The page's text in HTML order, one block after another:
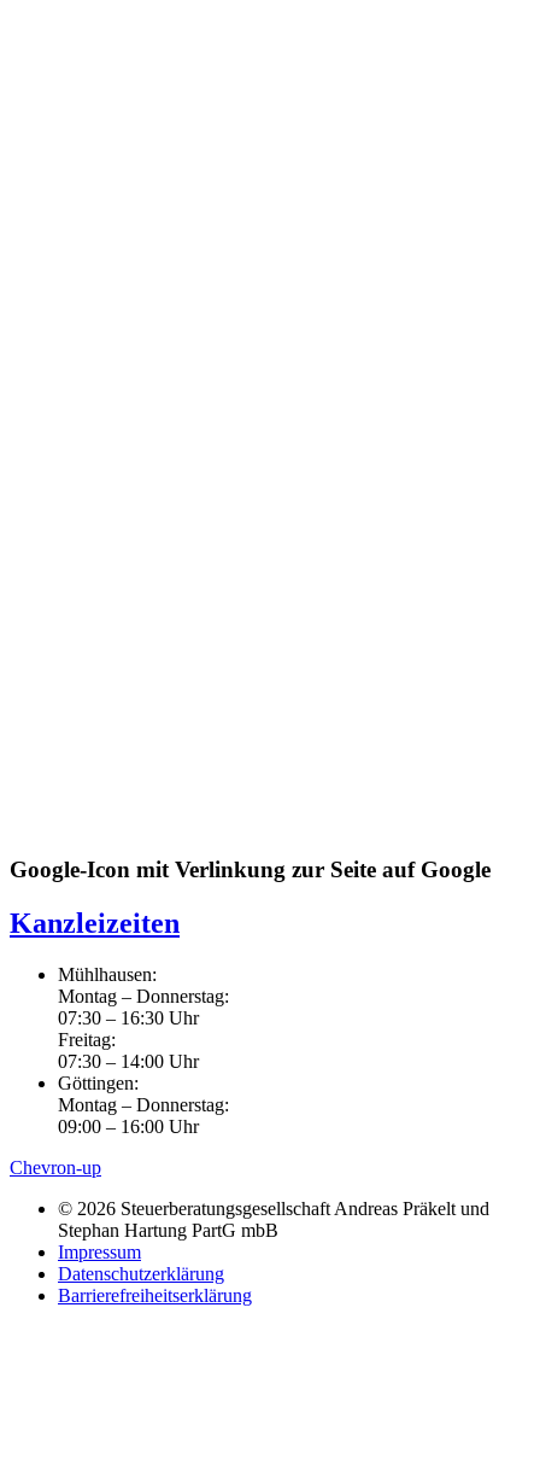
Google-Icon mit Verlinkung zur Seite auf Google
Kanzleizeiten
Mühlhausen:
Montag – Donnerstag:
07:30 – 16:30 Uhr
Freitag:
07:30 – 14:00 Uhr
Göttingen:
Montag – Donnerstag:
09:00 – 16:00 Uhr
Chevron-up
© 2026 Steuerberatungsgesellschaft Andreas Präkelt und
Stephan Hartung PartG mbB
Impressum
Datenschutzerklärung
Barrierefreiheitserklärung